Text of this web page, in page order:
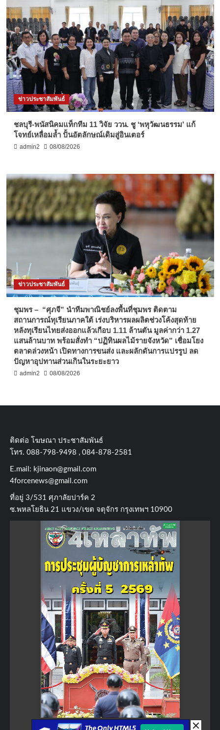
ข่าวประชาสัมพันธ์
ชลบุรี-พนัสนิคมแท็กทีม 11 วิจัย ววน. ชู ‘พหุวัฒนธรรม’ แก้
โจทย์เหลื่อมล้ำ ปั้นอัตลักษณ์เดิมสู่อินเตอร์
admin2 08/08/2026
ข่าวประชาสัมพันธ์
ชุมพร – “ศุภจี” นำทีมพาณิชย์ลงพื้นที่ชุมพร ติดตาม
สถานการณ์ทุเรียนภาคใต้ เร่งบริหารผลผลิตช่วงโค้งสุดท้าย
หลังทุเรียนไทยส่งออกแล้วเกือบ 1.11 ล้านตัน มูลค่ากว่า 1.27
แสนล้านบาท พร้อมสั่งทำ “ปฏิทินผลไม้รายจังหวัด” เชื่อมโยง
ตลาดล่วงหน้า เปิดทางการขนส่ง และผลักดันการแปรรูป ลด
ปัญหาอุปทานส่วนเกินในระยะยาว
admin2 08/08/2026
ติดต่อ​ โฆษณา​ ประชาสัมพันธ์
โทร​. 088-798-9498 , 084-878-2581
E.mail: kjinaon@gmail.com
4forcenews@gmail.com
ที่อยู่​ 3/531​ ศุภาลัยปาร์ค​ 2
ซ.พหลโยธิน​ 21​ แขวง/เขต​ จตุจักร​ กรุงเทพฯ 10900